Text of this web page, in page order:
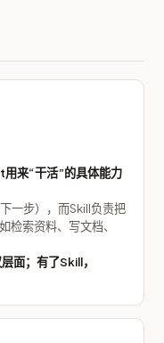
来“干活”的具体能力
一步），而Skill负责把
检索资料、写文档、
面；有了Skill，